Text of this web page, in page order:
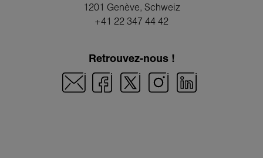
1201 Genève, Schweiz
+41 22 347 44 42
Retrouvez-nous !